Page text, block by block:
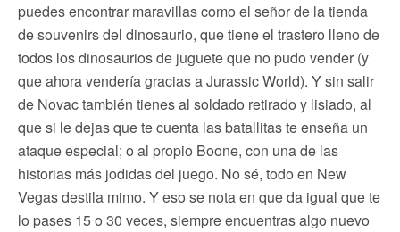
puedes encontrar maravillas como el señor de la tienda
de souvenirs del dinosaurio, que tiene el trastero lleno de
todos los dinosaurios de juguete que no pudo vender (y
que ahora vendería gracias a Jurassic World). Y sin salir
de Novac también tienes al soldado retirado y lisiado, al
que si le dejas que te cuenta las batallitas te enseña un
ataque especial; o al propio Boone, con una de las
historias más jodidas del juego. No sé, todo en New
Vegas destila mimo. Y eso se nota en que da igual que te
lo pases 15 o 30 veces, siempre encuentras algo nuevo